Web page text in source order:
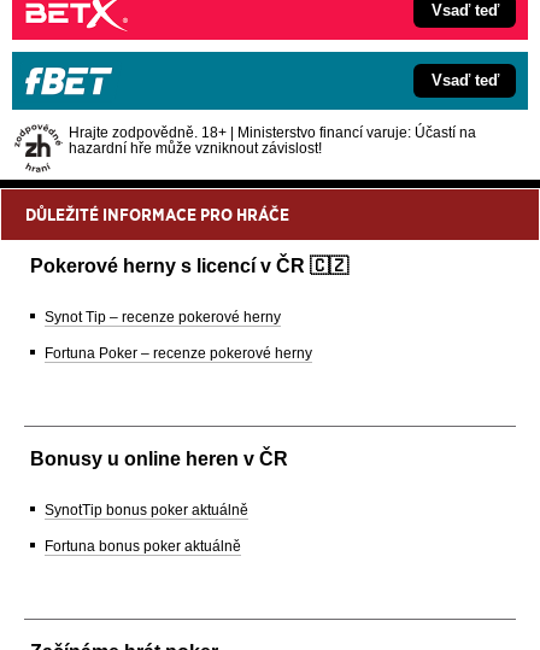
Vsaď teď
Vsaď teď
Hrajte zodpovědně. 18+ | Ministerstvo financí varuje: Účastí na
hazardní hře může vzniknout závislost!
DŮLEŽITÉ INFORMACE PRO HRÁČE
Pokerové herny s licencí v ČR 🇨🇿
Synot Tip – recenze pokerové herny
Fortuna Poker – recenze pokerové herny
Bonusy u online heren v ČR
SynotTip bonus poker aktuálně
Fortuna bonus poker aktuálně